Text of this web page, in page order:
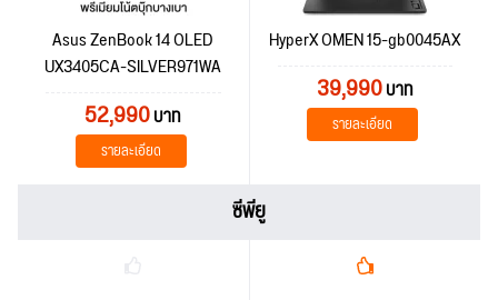
Asus ZenBook 14 OLED
UX3405CA-SILVER971WA
52,990บาท
รายละเอียด
HyperX OMEN 15-gb0045AX
39,990บาท
รายละเอียด
ซีพียู